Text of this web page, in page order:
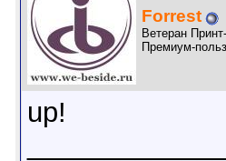
Forrest
Ветеран
Премиум-
up!